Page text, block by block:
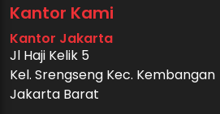
Kantor Kami
Kantor Jakarta
Jl Haji Kelik 5
Kel. Srengseng Kec. Kembangan
Jakarta Barat